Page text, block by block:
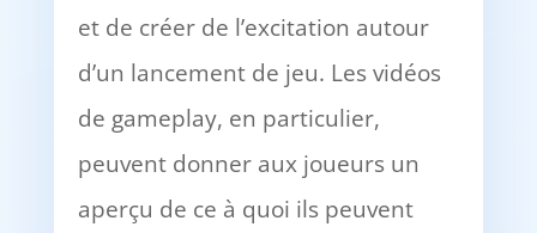
et de créer de l’excitation autour
d’un lancement de jeu. Les vidéos
de gameplay, en particulier,
peuvent donner aux joueurs un
aperçu de ce à quoi ils peuvent